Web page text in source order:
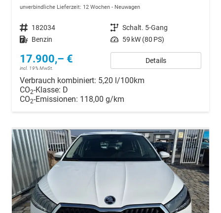
unverbindliche Lieferzeit: 12 Wochen Neuwagen
Fahrzeugnr. 182034 Getriebe Schalt. 5-Gang
Kraftstoff Benzin Leistung 59 kW (80 PS)
17.900,– €
incl. 19% MwSt.
Details
Verbrauch kombiniert: 5,20 l/100km
CO2-Klasse: D
CO2-Emissionen: 118,00 g/km